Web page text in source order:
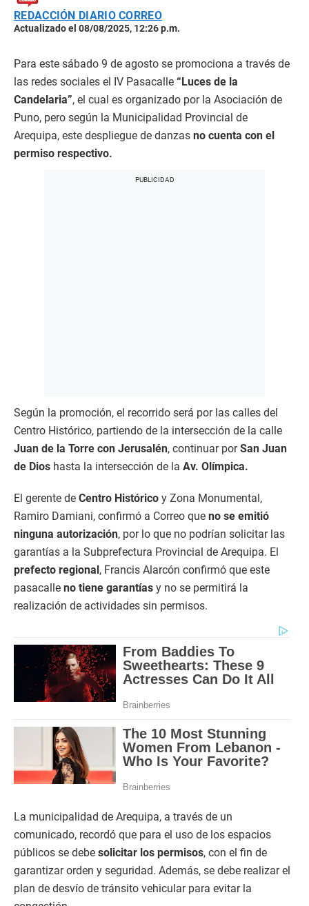
REDACCIÓN DIARIO CORREO
Actualizado el 08/08/2025, 12:26 p.m.
Para este sábado 9 de agosto se promociona a través de
las redes sociales el IV Pasacalle “Luces de la
Candelaria”, el cual es organizado por la Asociación de
Puno, pero según la Municipalidad Provincial de
Arequipa, este despliegue de danzas no cuenta con el
permiso respectivo.
Según la promoción, el recorrido será por las calles del
Centro Histórico, partiendo de la intersección de la calle
Juan de la Torre con Jerusalén, continuar porSan Juan
de Dios hasta la intersección de la Av. Olímpica.
El gerente de Centro Histórico y Zona Monumental,
Ramiro Damiani, confirmó a Correo que no se emitió
ninguna autorización, por lo que no podrían solicitar las
garantías a la Subprefectura Provincial de Arequipa. El
prefecto regional , Francis Alarcón confirmó que este
pasacalle no tiene garantías y no se permitirá la
realización de actividades sin permisos.
La municipalidad de Arequipa, a través de un
comunicado, recordó que para el uso de los espacios
públicos se debe solicitar los permisos, con el fin de
garantizar orden y seguridad. Además, se debe realizar el
plan de desvío de tránsito vehicular para evitar la